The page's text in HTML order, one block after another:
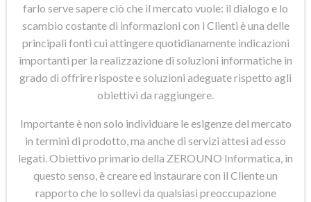
farlo serve sapere ciò che il mercato vuole: il dialogo e lo
scambio costante di informazioni con i Clienti è una delle
principali fonti cui attingere quotidianamente indicazioni
importanti per la realizzazione di soluzioni informatiche in
grado di offrire risposte e soluzioni adeguate rispetto agli
obiettivi da raggiungere.
Importante è non solo individuare le esigenze del mercato
in termini di prodotto, ma anche di servizi attesi ad esso
legati. Obiettivo primario della ZEROUNO Informatica, in
questo senso, è creare ed instaurare con il Cliente un
rapporto che lo sollevi da qualsiasi preoccupazione